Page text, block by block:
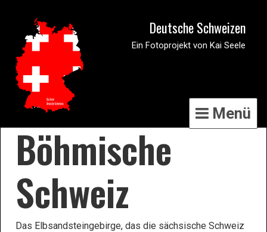
Deutsche Schweizen
Ein Fotoprojekt von Kai Seele
Menü
Böhmische
Schweiz
Das Elbsandsteingebirge, das die sächsische Schweiz